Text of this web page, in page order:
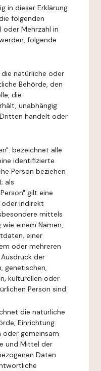
in dieser Erklärung
folgenden
oder Mehrzahl in
folgende
natürliche oder
Behörde, den
die
unabhängig
handelt oder
bezeichnet alle
identifizierte
Person beziehen
als
gilt eine
indirekt
mittels
wie einem Namen,
einer
oder mehreren
der
genetischen,
kulturellen oder
Person sind.
die natürliche
Einrichtung
oder gemeinsam
und Mittel der
Daten